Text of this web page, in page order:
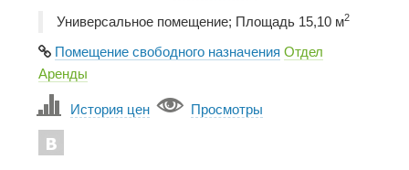
Универсальное помещение; Площадь 15,10 м2
Помещение свободного назначения Отдел
Аренды
История цен Просмотры